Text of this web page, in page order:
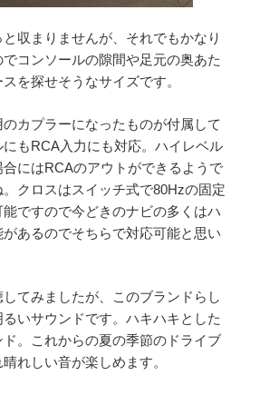
収まりませんが、それでもかなり
コンソールの隙間や足元の奥あた
を探せそうなサイズです。
カプラーになったものが付属して
もRCA入力にも対応。ハイレベル
にはRCAのアウトができるようで
クロスはスイッチ式で80Hzの固定
ですので今どきのナビの多くはハ
あるのでそちらで対応可能と思い
てみましたが、このブランドらし
いサウンドです。ハキハキとした
。これからの夏の季節のドライブ
れしい音が楽しめます。